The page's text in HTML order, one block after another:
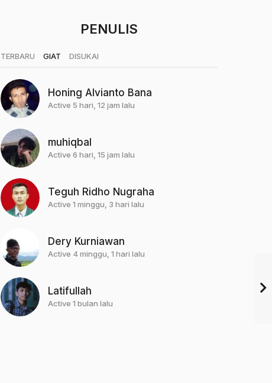
PENULIS
TERBARU GIAT DISUKAI
Honing Alvianto Bana
Active 5 hari, 12 jam lalu
muhiqbal
Active 6 hari, 15 jam lalu
Teguh Ridho Nugraha
Active 1 minggu, 3 hari lalu
Dery Kurniawan
Active 4 minggu, 1 hari lalu
Latifullah
Active 1 bulan lalu